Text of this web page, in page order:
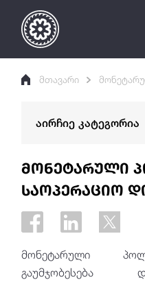
მთავარი
აირჩიე კატეგორია
ინფლაციის
მონეტარული
მონეტარული
ინსტრუმენტები
მონეტარული
საოპერაციო
მონეტარული
გაუმჯობესება